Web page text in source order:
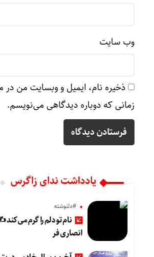
وب‌ سایت
ذخیره نام، ایمیل و وبسایت من در
زمانی که دوباره دیدگاهی می‌نویسم.
یادداشت ندای زاگرس
#دلنوشته
نام تو دلم را گرم
انصاری فر